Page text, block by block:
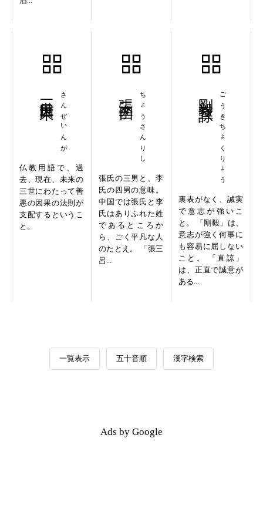
さんぜいんが
仏教用語で、過
去、現在、未来の
三世にわたって善
悪の因果の法則が
支配するというこ
と。
ちょうさんりし
張氏の三男と、李
氏の四男の意味。
中国では張氏と李
氏はありふれた姓
であるところか
ら、ごく平凡な人
のたとえ。 「張三
呂...
ごうきちょくりょう
裏表がなく、誠実
で意志が強いこ
と。 「剛毅」は、
意志が強く何事に
も容易に屈しない
こと。 「直諒」
は、正直で誠意が
ある...
一覧表示 五十音順 漢字検索
Ads by Google